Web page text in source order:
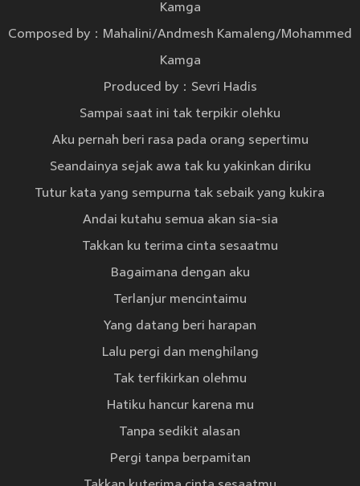
Kamga
Composed by：Mahalini/Andmesh Kamaleng/Mohammed
Kamga
Produced by：Sevri Hadis
Sampai saat ini tak terpikir olehku
Aku pernah beri rasa pada orang sepertimu
Seandainya sejak awa tak ku yakinkan diriku
Tutur kata yang sempurna tak sebaik yang kukira
Andai kutahu semua akan sia-sia
Takkan ku terima cinta sesaatmu
Bagaimana dengan aku
Terlanjur mencintaimu
Yang datang beri harapan
Lalu pergi dan menghilang
Tak terfikirkan olehmu
Hatiku hancur karena mu
Tanpa sedikit alasan
Pergi tanpa berpamitan